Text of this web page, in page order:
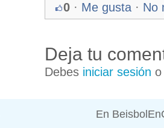
0 · Me gusta · No
Deja tu
Debes iniciar sesión
En